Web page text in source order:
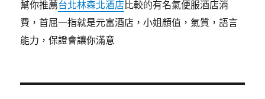
幫你推薦台北林森北酒店比較的有名氣便服酒店消
費，首屈一指就是元富酒店，小姐顏值，氣質，語言
能力，保證會讓你滿意